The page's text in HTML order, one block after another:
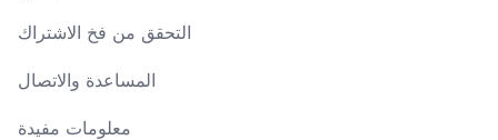
التحقق من فخ الاشتراك
المساعدة والاتصال
معلومات مفيدة